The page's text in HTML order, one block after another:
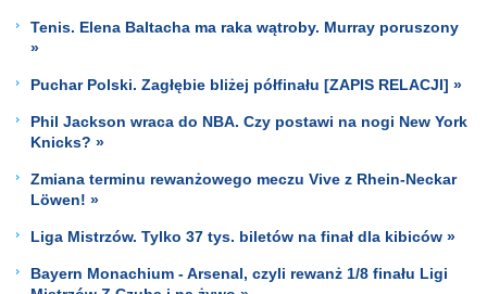
Tenis. Elena Baltacha ma raka wątroby. Murray poruszony
»
Puchar Polski. Zagłębie bliżej półfinału [ZAPIS RELACJI] »
Phil Jackson wraca do NBA. Czy postawi na nogi New York
Knicks? »
Zmiana terminu rewanżowego meczu Vive z Rhein-Neckar
Löwen! »
Liga Mistrzów. Tylko 37 tys. biletów na finał dla kibiców »
Bayern Monachium - Arsenal, czyli rewanż 1/8 finału Ligi